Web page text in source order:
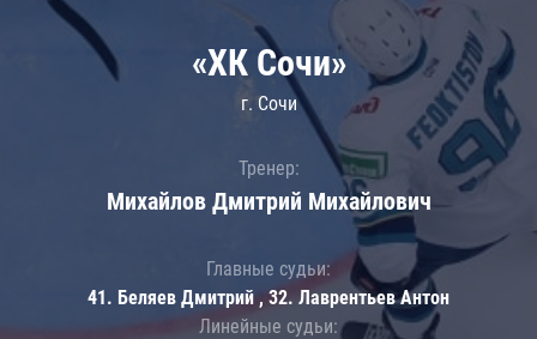
«ХК Сочи»
г. Сочи
Тренер:
Михайлов Дмитрий Михайлович
Главные судьи:
41. Беляев Дмитрий , 32. Лаврентьев Антон
Линейные судьи: